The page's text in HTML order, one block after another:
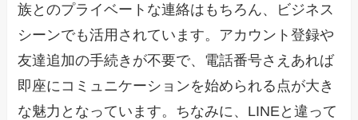
族とのプライベートな連絡はもちろん、ビジネス
シーンでも活用されています。アカウント登録や
友達追加の手続きが不要で、電話番号さえあれば
即座にコミュニケーションを始められる点が大き
な魅力となっています。ちなみに、LINEと違って